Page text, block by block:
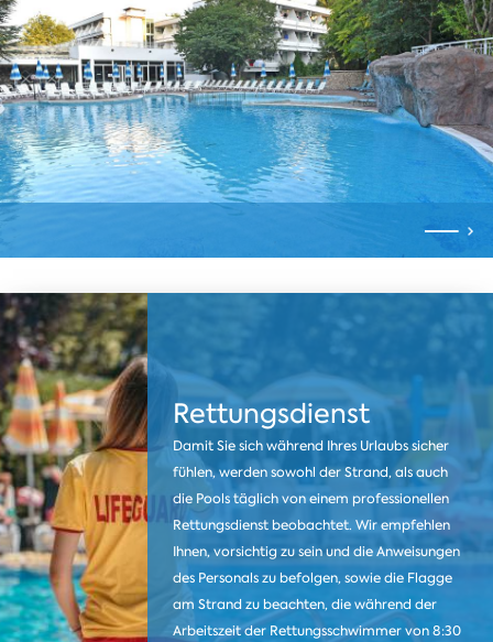
Rettungsdienst
Damit Sie sich während Ihres Urlaubs sicher
fühlen, werden sowohl der Strand, als auch
die Pools täglich von einem professionellen
Rettungsdienst beobachtet. Wir empfehlen
Ihnen, vorsichtig zu sein und die Anweisungen
des Personals zu befolgen, sowie die Flagge
am Strand zu beachten, die während der
Arbeitszeit der Rettungsschwimmer von 8:30